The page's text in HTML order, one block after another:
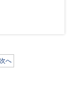
用途で使用
接続箱の両
次へ